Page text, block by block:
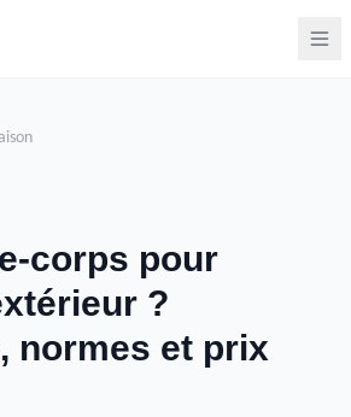
corps pour
?
normes et prix